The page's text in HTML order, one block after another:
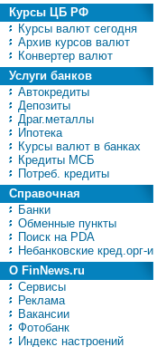
Курсы ЦБ РФ
Курсы валют сегодня
Архив курсов валют
Конвертер валют
Услуги банков
Автокредиты
Депозиты
Драг.металлы
Ипотека
Курсы валют в банках
Кредиты МСБ
Потреб. кредиты
Справочная
Банки
Обменные пункты
Поиск на PDA
Небанковские кред.орг-и
О FinNews.ru
Сервисы
Реклама
Вакансии
Фотобанк
Индекс настроений